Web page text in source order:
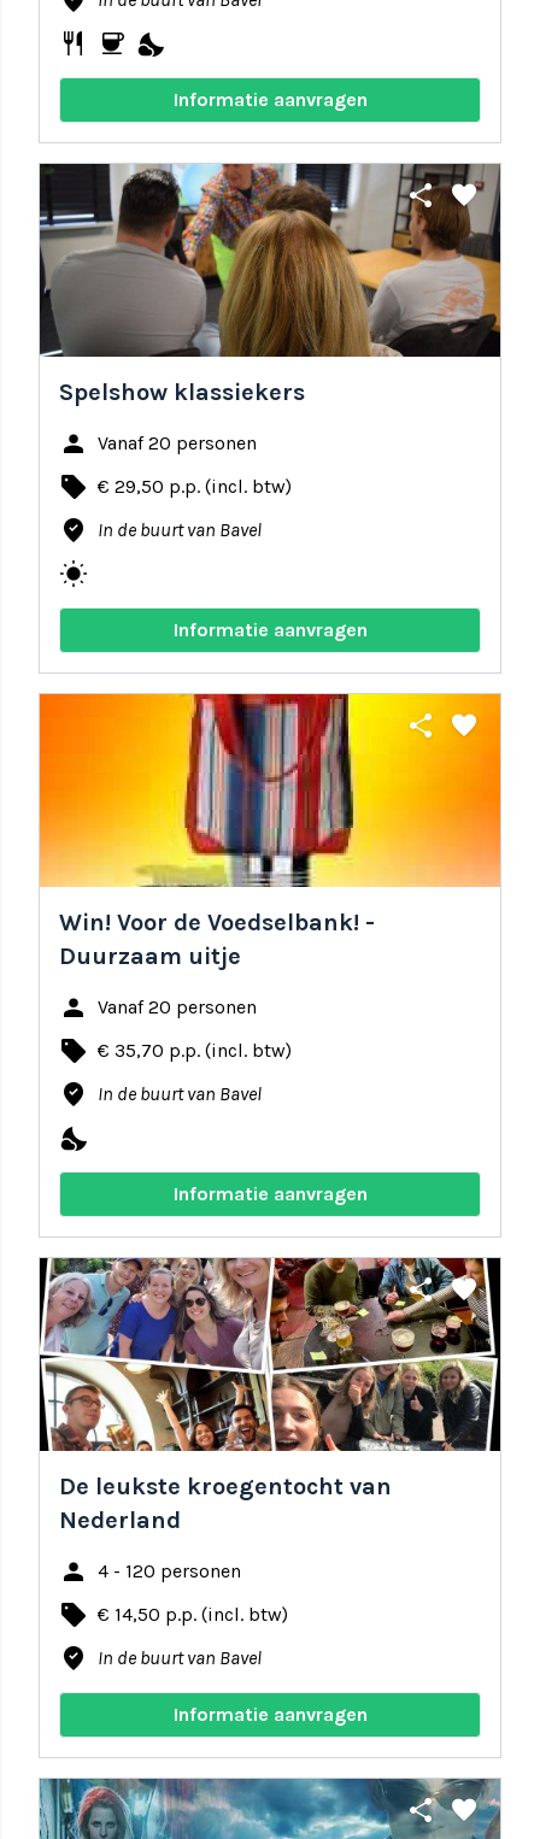
restaurant coffee nights_stay
Informatie aanvragen
share favorite
Spelshow klassiekers
person Vanaf 20 personen
local_offer € 29,50 p.p. (incl. btw)
where_to_vote In de buurt van Bavel
wb_sunny
Informatie aanvragen
share favorite
Win! Voor de Voedselbank! -
Duurzaam uitje
person Vanaf 20 personen
local_offer € 35,70 p.p. (incl. btw)
where_to_vote In de buurt van Bavel
nights_stay
Informatie aanvragen
share favorite
De leukste kroegentocht van
Nederland
person 4 - 120 personen
local_offer € 14,50 p.p. (incl. btw)
where_to_vote In de buurt van Bavel
Informatie aanvragen
share favorite